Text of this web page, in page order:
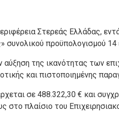
Στερεάς Ελλάδας,
συνολικού προϋπολογισμού 14
της ικανότητας των
και πιστοποιημένης
σε 488.322,30 € και
στο πλαίσιο του